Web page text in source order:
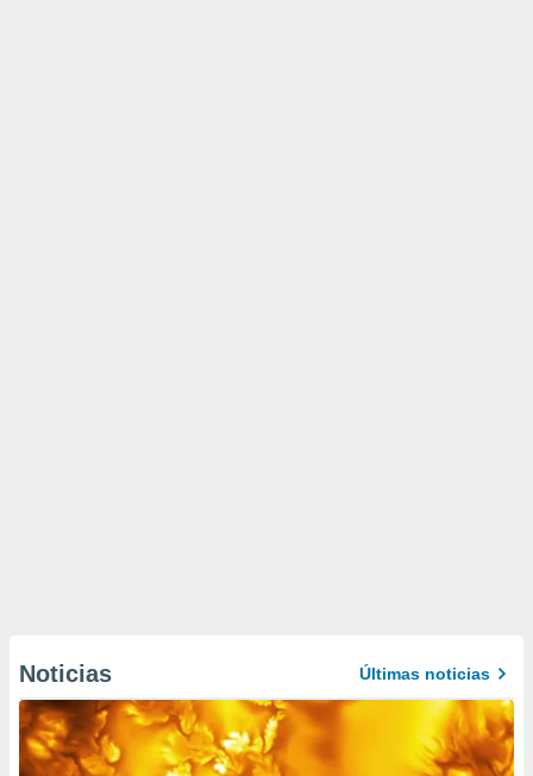
Noticias Últimas noticias